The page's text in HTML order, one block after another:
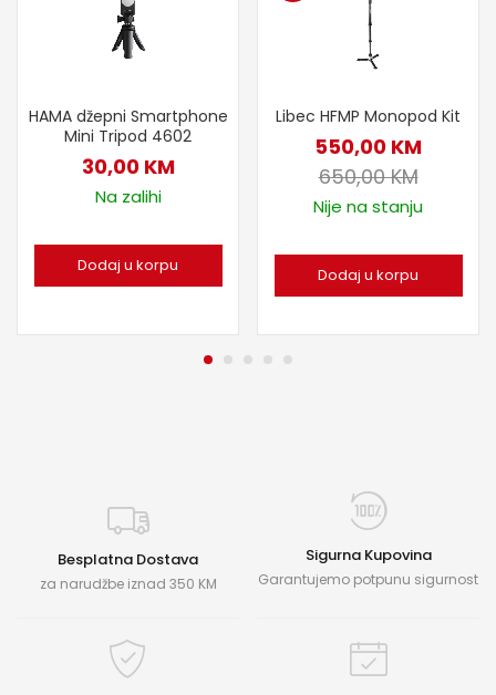
HAMA džepni Smartphone
Mini Tripod 4602
30,00 KM
Na zalihi
Dodaj u korpu
Libec HFMP Monopod Kit
550,00 KM
650,00KM
Nije na stanju
Dodaj u korpu
Besplatna Dostava
za narudžbe iznad 350 KM
Sigurna Kupovina
Garantujemo potpunu sigurnost